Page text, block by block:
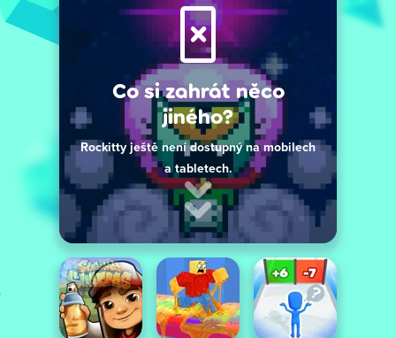
Co si zahrát něco
jiného?
Rockitty ještě není dostupný na mobilech
a tabletech.